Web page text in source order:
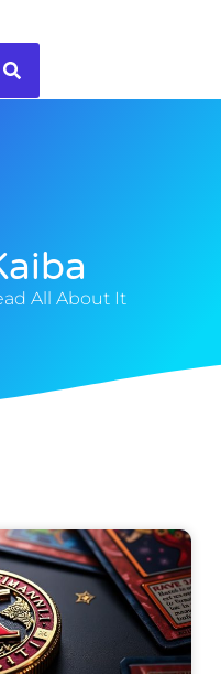
All About It